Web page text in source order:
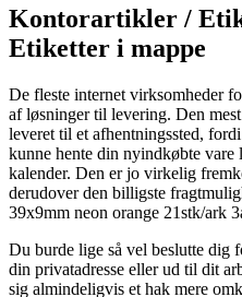
Kontorartikler /
Etiketter i mappe
De fleste internet virksomheder
af løsninger til levering. Den
leveret til et afhentningssted,
kunne hente din nyindkøbte
kalender. Den er jo virkelig
derudover den billigste
39x9mm neon orange 21stk/ark
Du burde lige så vel beslutte
din privatadresse eller ud til dit
sig almindeligvis et hak mere